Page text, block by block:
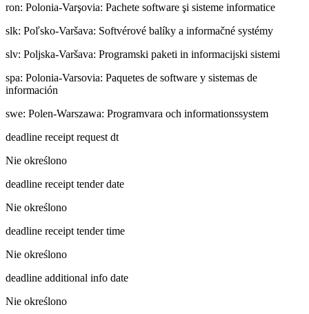
ron: Polonia-Varşovia: Pachete software şi sisteme informatice
slk: Poľsko-Varšava: Softvérové balíky a informačné systémy
slv: Poljska-Varšava: Programski paketi in informacijski sistemi
spa: Polonia-Varsovia: Paquetes de software y sistemas de
información
swe: Polen-Warszawa: Programvara och informationssystem
deadline receipt request dt
Nie określono
deadline receipt tender date
Nie określono
deadline receipt tender time
Nie określono
deadline additional info date
Nie określono